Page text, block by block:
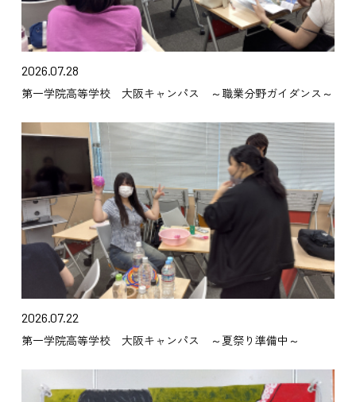
2026.07.28
第一学院高等学校 大阪キャンパス ～職業分野ガイダンス～
2026.07.22
第一学院高等学校 大阪キャンパス ～夏祭り準備中～